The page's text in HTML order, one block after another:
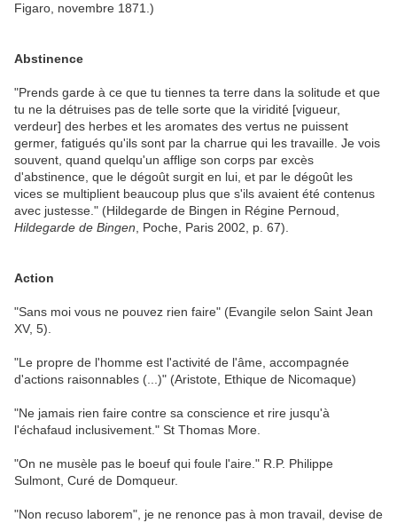
Figaro, novembre 1871.)
Abstinence
"Prends garde à ce que tu tiennes ta terre dans la solitude et que
tu ne la détruises pas de telle sorte que la viridité [vigueur,
verdeur] des herbes et les aromates des vertus ne puissent
germer, fatigués qu'ils sont par la charrue qui les travaille. Je vois
souvent, quand quelqu'un afflige son corps par excès
d'abstinence, que le dégoût surgit en lui, et par le dégoût les
vices se multiplient beaucoup plus que s'ils avaient été contenus
avec justesse." (Hildegarde de Bingen in Régine Pernoud,
Hildegarde de Bingen , Poche, Paris 2002, p. 67).
Action
"Sans moi vous ne pouvez rien faire" (Evangile selon Saint Jean
XV, 5).
"Le propre de l'homme est l'activité de l'âme, accompagnée
d'actions raisonnables (...)" (Aristote, Ethique de Nicomaque)
"Ne jamais rien faire contre sa conscience et rire jusqu'à
l'échafaud inclusivement." St Thomas More.
"On ne musèle pas le boeuf qui foule l'aire." R.P. Philippe
Sulmont, Curé de Domqueur.
"Non recuso laborem", je ne renonce pas à mon travail, devise de